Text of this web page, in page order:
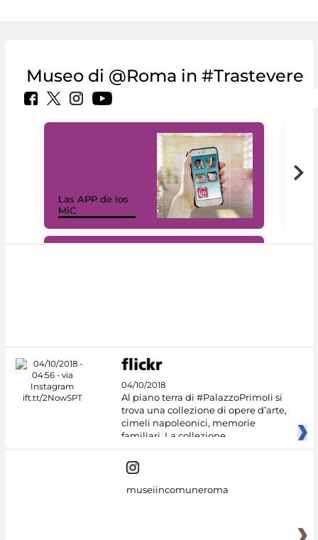
Museo di @Roma in #Trastevere
Las APP de los
MiC
04/10/2018
Al piano terra di #PalazzoPrimoli si
trova una collezione di opere d’arte,
cimeli napoleonici, memorie
familiari. La collezione
museiincomuneroma